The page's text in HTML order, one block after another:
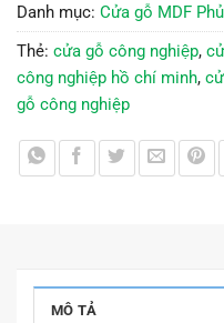
Danh mục: Cửa gỗ MDF
Thẻ: cửa gỗ công nghiệp,
công nghiệp hồ chí minh,
gỗ công nghiệp
MÔ TẢ